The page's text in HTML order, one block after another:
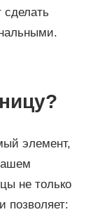
сделать
элемент,
не только
позволяет: